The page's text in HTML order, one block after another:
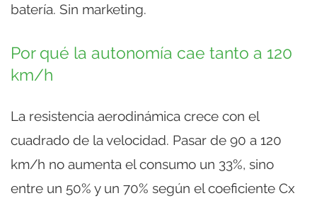
batería. Sin marketing.
Por qué la autonomía cae tanto a 120
km/h
La resistencia aerodinámica crece con el
cuadrado de la velocidad. Pasar de 90 a 120
km/h no aumenta el consumo un 33%, sino
entre un 50% y un 70% según el coeficiente Cx